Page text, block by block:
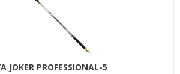
JOKER PROFESSIONAL-5